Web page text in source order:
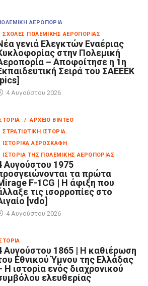
ΑΕΡΟΠΟΡΊΑ
ΠΟΛΕΜΙΚΉΣ ΑΕΡΟΠΟΡΊΑΣ
γενιά Ελεγκτών Εναέριας
στην Πολεμική
– Αποφοίτησε η 1η
Σειρά του ΣΑΕΕΕΚ
4 Αυγούστου 2026
/ ΑΡΧΕΊΟ ΒΊΝΤΕΟ
ΙΣΤΟΡΊΑ
ΑΕΡΟΣΚΆΦΗ
ΤΗΣ ΠΟΛΕΜΙΚΉΣ ΑΕΡΟΠΟΡΊΑΣ
Αυγούστου 1975
τα πρώτα
F-1CG | Η άφιξη που
τις ισορροπίες στο
[vdo]
4 Αυγούστου 2026
Αυγούστου 1865 | Η καθιέρωση
Εθνικού Ύμνου της Ελλάδας
Η ιστορία ενός διαχρονικού
ελευθερίας